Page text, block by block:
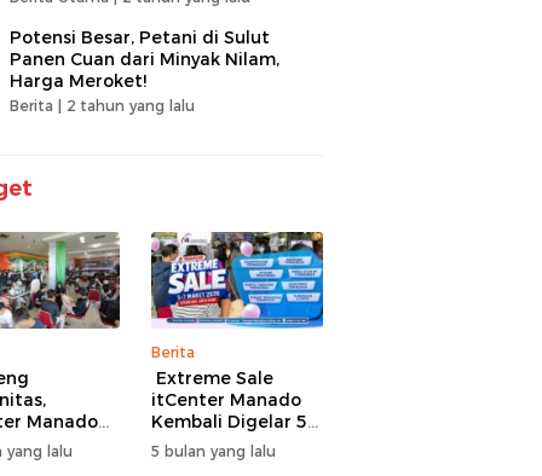
Potensi Besar, Petani di Sulut
Panen Cuan dari Minyak Nilam,
Harga Meroket!
Berita | 2 tahun yang lalu
Manado
Gelar
Offline
yang lalu
Berita
Extreme Sale
itCenter Manado
Kembali Digelar 5–
7 Maret 2026,
iPhone 17 Pro Max
5 bulan yang lalu